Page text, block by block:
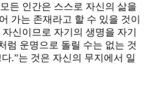
든 인간은 스스로 자신의 삶을
가는 존재라고 할 수 있을 것이
신이므로 자기의 생명을 자기
럼 운명으로 돌릴 수는 없는 것
.”는 것은 자신의 무지에서 일